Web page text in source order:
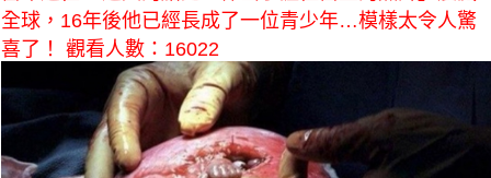
全球，16年後他已經長成了一位青少年…模樣太令人驚
喜了！ 觀看人數：16022